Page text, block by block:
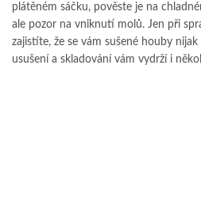
plátěném sáčku, pověste je na
ale pozor na vniknutí molů. Jen při
zajistíte, že se vám sušené houby
usušení a skladování vám vydrží i